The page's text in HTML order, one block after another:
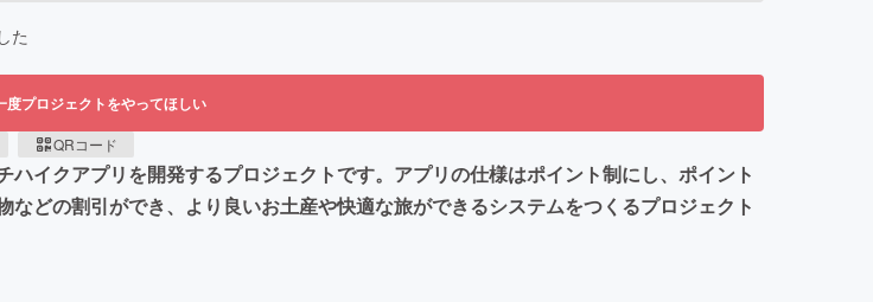
た
度プロジェクトをやってほしい
QRコード
イクアプリを開発するプロジェクトです。アプリの仕様はポイント制にし、ポイント
どの割引ができ、より良いお土産や快適な旅ができるシステムをつくるプロジェクト